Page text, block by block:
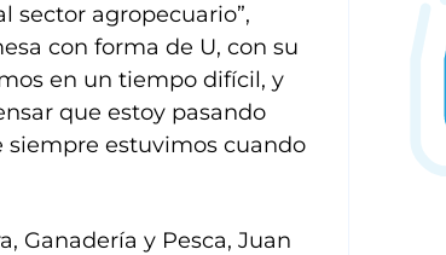
sector agropecuario”,
con forma de U, con su
en un tiempo difícil, y
que estoy pasando
siempre estuvimos cuando
Ganadería y Pesca, Juan